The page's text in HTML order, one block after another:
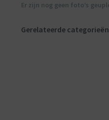
Er zijn nog geen foto’s
Gerelateerde categorieën